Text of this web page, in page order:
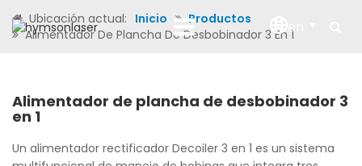
en
Ubicación actual: Inicio
Productos
Alimentador De Plancha De Desbobinador 3 En 1
Alimentador de plancha de desbobinador 3
en 1
Un alimentador rectificador Decoiler 3 en 1 es un sistema